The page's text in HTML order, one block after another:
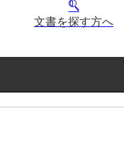
文書を探す方へ